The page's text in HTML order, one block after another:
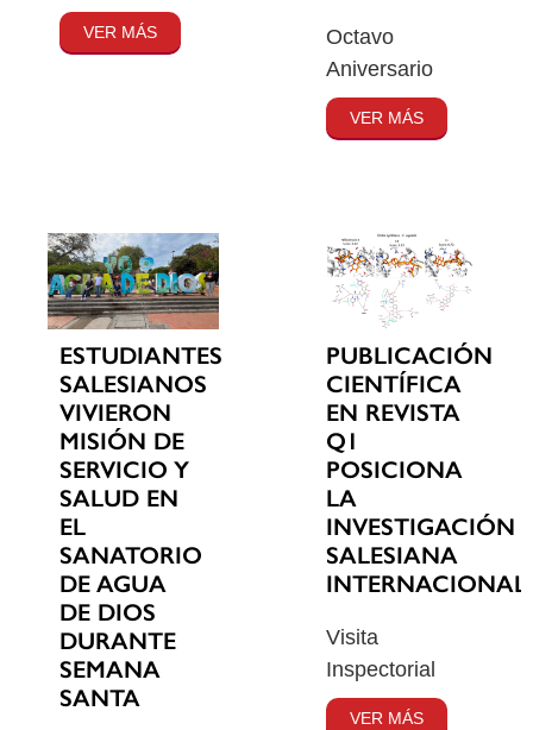
VER MÁS
Octavo
Aniversario
VER MÁS
ESTUDIANTES
SALESIANOS
VIVIERON
MISIÓN DE
SERVICIO Y
SALUD EN
EL
SANATORIO
DE AGUA
DE DIOS
DURANTE
SEMANA
SANTA
PUBLICACIÓN
CIENTÍFICA
EN REVISTA
Q1
POSICIONA
LA
INVESTIGACIÓN
SALESIANA
Visita
Inspectorial
VER MÁS